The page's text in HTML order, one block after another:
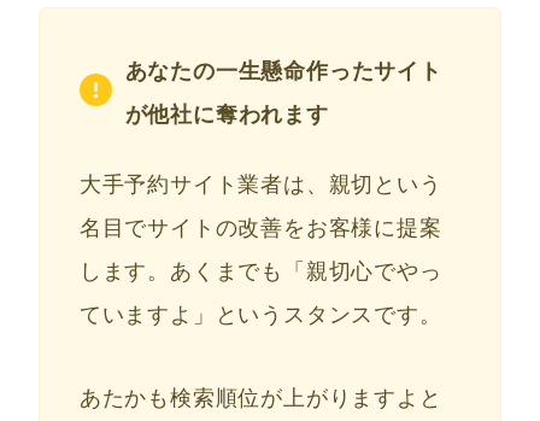
あなたの一生懸命作ったサイト
が他社に奪われます
大手予約サイト業者は、親切という
名目でサイトの改善をお客様に提案
します。あくまでも「親切心でやっ
ていますよ」というスタンスです。
あたかも検索順位が上がりますよと